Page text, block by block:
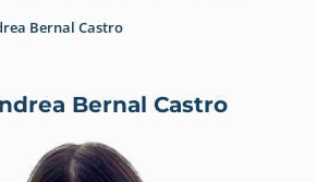
Bernal Castro
Bernal Castro